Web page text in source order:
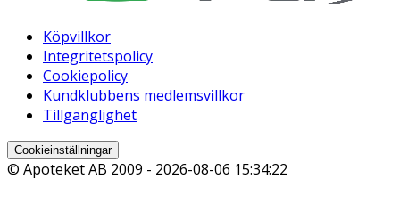
Köpvillkor
Integritetspolicy
Cookiepolicy
Kundklubbens medlemsvillkor
Tillgänglighet
Cookieinställningar
© Apoteket AB 2009 - 2026-08-06 15:34:22